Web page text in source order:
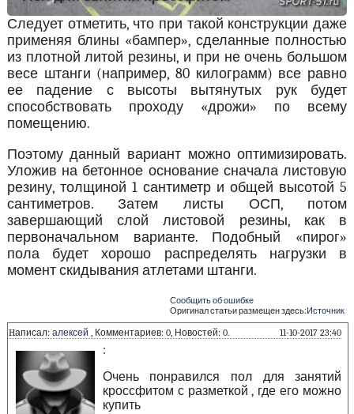
Следует отметить, что при такой конструкции даже
применяя блины «бампер», сделанные полностью
из плотной литой резины, и при не очень большом
весе штанги (например, 80 килограмм) все равно
ее падение с высоты вытянутых рук будет
способствовать проходу «дрожи» по всему
помещению.
Поэтому данный вариант можно оптимизировать.
Уложив на бетонное основание сначала листовую
резину, толщиной 1 сантиметр и общей высотой 5
сантиметров. Затем листы ОСП, потом
завершающий слой листовой резины, как в
первоначальном варианте. Подобный «пирог»
пола будет хорошо распределять нагрузки в
момент скидывания атлетами штанги.
Сообщить об ошибке
Оригинал статьи размещен здесь:Источник
Hаписал: алексей , Комментариев: 0, Новостей: 0. 11-10-2017 23:40
:
Очень понравился пол для занятий
кроссфитом с разметкой , где его можно
купить